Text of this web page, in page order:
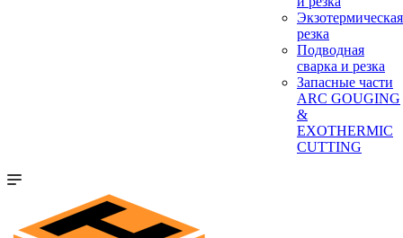
Экзотермическая
резка
Подводная
сварка и резка
Запасные части
ARC GOUGING
&
EXOTHERMIC
CUTTING